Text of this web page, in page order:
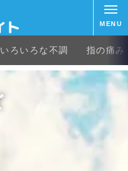
MENU
ろいろな不調 指の痛み